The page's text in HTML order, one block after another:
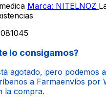
Marca: NITELNOZ
lo consigamos?
agotado, pero podemos
a Farmaenvíos por
la compra.